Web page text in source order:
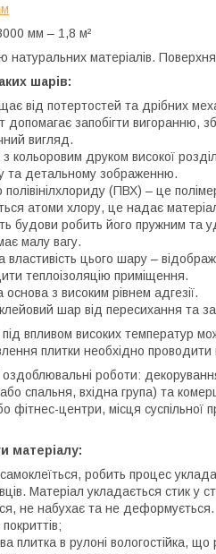
мм – 1,8 м²
натуральних матеріалів.
шарів:
від потертостей та дрібних
запобігти вигоранню,
вигляд.
кольоровим друком високої
та детальному зображенню.
полівінілхлориду (ПВХ) – це
атоми хлору, це надає
будови робить його пружним та
малу вагу.
цього шару –
теплоізоляцію приміщення.
з високим рівнем адгезії.
клейовий шар від пересихання та
під впливом високих температур
плитки необхідно проводити
оздоблювальні роботи:
спальня, вхідна група) та
фітнес-центри, місця суспільної
матеріалу:
робить процес
Матеріал укладається стик
не набухає та не
плитка в рулоні вологостійка,